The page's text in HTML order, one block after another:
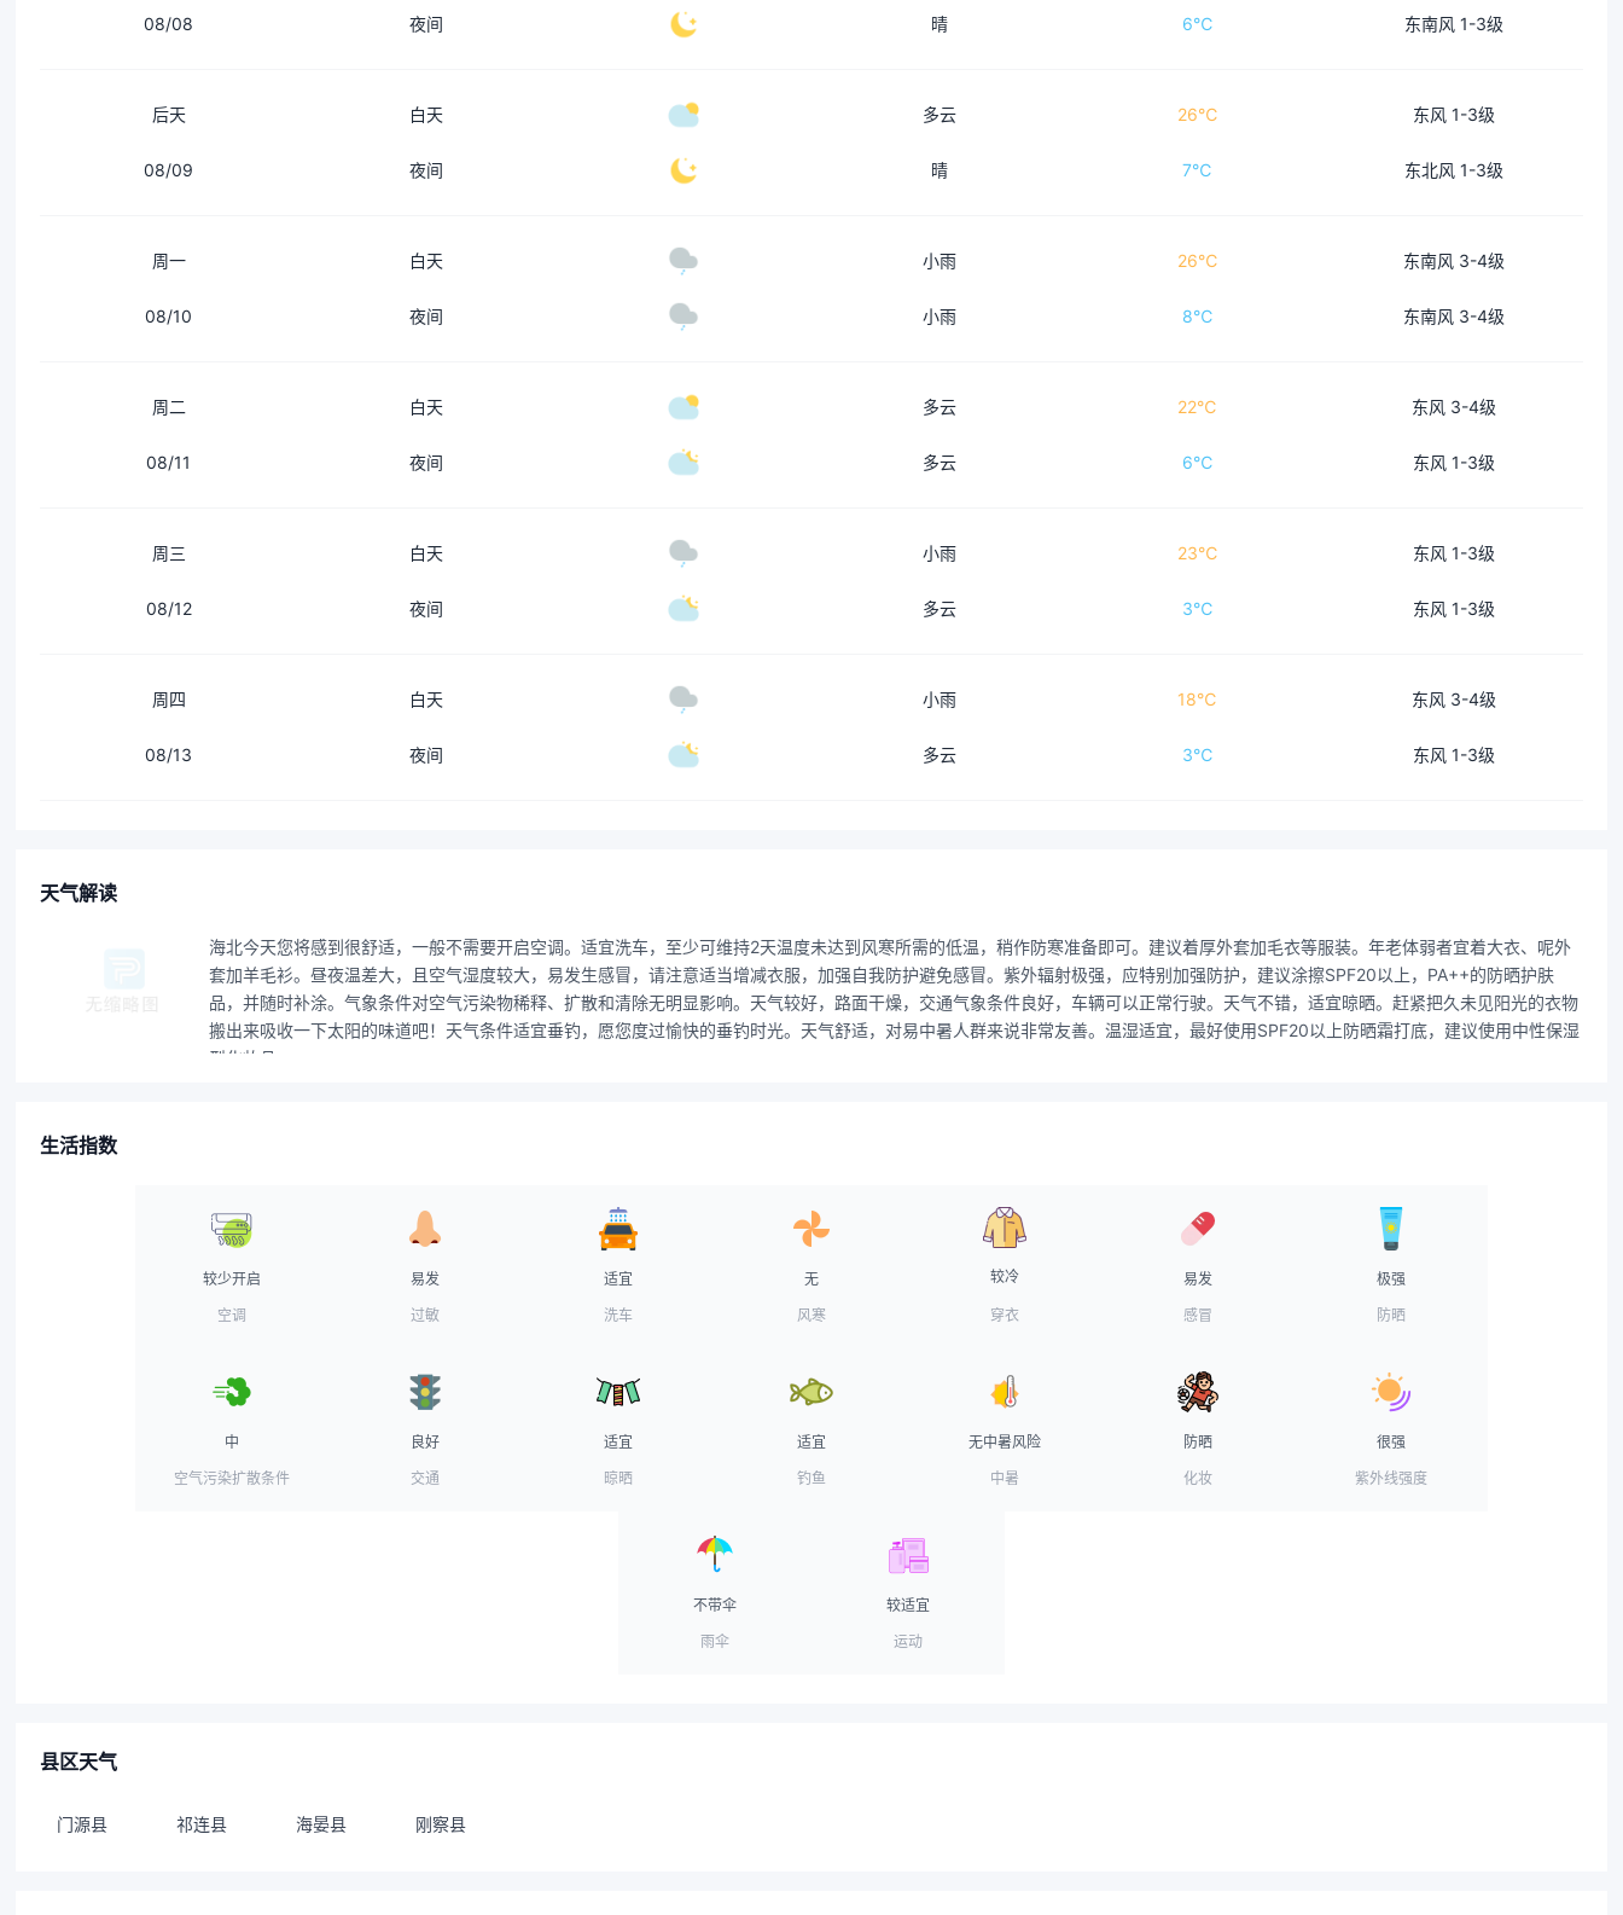
08/08 夜间 晴 6℃ 东南风 1-3级
后天 白天 多云 26℃ 东风 1-3级
08/09 夜间 晴 7℃ 东北风 1-3级
周一 白天 小雨 26℃ 东南风 3-4级
08/10 夜间 小雨 8℃ 东南风 3-4级
周二 白天 多云 22℃ 东风 3-4级
08/11 夜间 多云 6℃ 东风 1-3级
周三 白天 小雨 23℃ 东风 1-3级
08/12 夜间 多云 3℃ 东风 1-3级
周四 白天 小雨 18℃ 东风 3-4级
08/13 夜间 多云 3℃ 东风 1-3级
天气解读
海北今天您将感到很舒适，一般不需要开启空调。适宜洗车，至少可维持2天温度未达到风寒所需的低温，稍作防寒准备即可。建议着厚外套加毛衣等服装。年老体弱者宜着大衣、呢外
套加羊毛衫。昼夜温差大，且空气湿度较大，易发生感冒，请注意适当增减衣服，加强自我防护避免感冒。紫外辐射极强，应特别加强防护，建议涂擦SPF20以上，PA++的防晒护肤
品，并随时补涂。气象条件对空气污染物稀释、扩散和清除无明显影响。天气较好，路面干燥，交通气象条件良好，车辆可以正常行驶。天气不错，适宜晾晒。赶紧把久未见阳光的衣物
搬出来吸收一下太阳的味道吧！天气条件适宜垂钓，愿您度过愉快的垂钓时光。天气舒适，对易中暑人群来说非常友善。温湿适宜，最好使用SPF20以上防晒霜打底，建议使用中性保湿
型化妆品。
生活指数
较少开启
空调
易发
过敏
适宜
洗车
无
风寒
较冷
穿衣
易发
感冒
极强
防晒
中
空气污染扩散条件
良好
交通
适宜
晾晒
适宜
钓鱼
无中暑风险
中暑
防晒
化妆
很强
紫外线强度
不带伞
雨伞
较适宜
运动
县区天气
门源县 祁连县 海晏县 刚察县